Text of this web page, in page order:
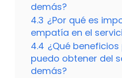
demás?
4.3 ¿Por qué es
empatía en el
4.4 ¿Qué
puedo obtener del
demás?